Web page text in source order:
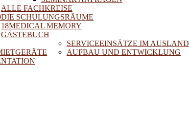
ALLE FACHKREISE
DIE SCHULUNGSRÄUME
18MEDICAL MEMORY
GÄSTEBUCH
SERVICEEINSÄTZE IM AUSLAND
AUFBAU UND ENTWICKLUNG